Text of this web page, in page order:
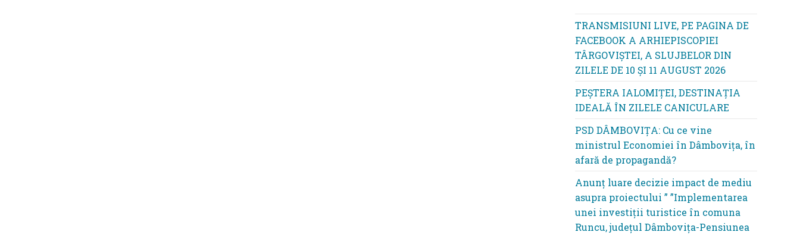
TRANSMISIUNI LIVE, PE PAGINA DE
FACEBOOK A ARHIEPISCOPIEI
TÂRGOVIȘTEI, A SLUJBELOR DIN
ZILELE DE 10 ȘI 11 AUGUST 2026
PEȘTERA IALOMIȚEI, DESTINAȚIA
IDEALĂ ÎN ZILELE CANICULARE
PSD DÂMBOVIȚA: Cu ce vine
ministrul Economiei în Dâmbovița, în
afară de propagandă?
Anunț luare decizie impact de mediu
asupra proiectului ” ”Implementarea
unei investiții turistice în comuna
Runcu, județul Dâmbovița-Pensiunea